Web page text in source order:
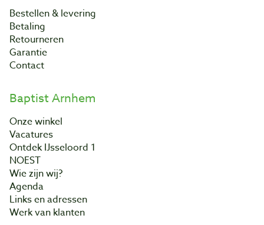
Bestellen & levering
Betaling
Retourneren
Garantie
Contact
Baptist Arnhem
Onze winkel
Vacatures
Ontdek IJsseloord 1
NOEST
Wie zijn wij?
Agenda
Links en adressen
Werk van klanten